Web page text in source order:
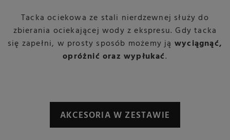
Tacka ociekowa ze stali nierdzewnej służy do
zbierania ociekającej wody z ekspresu. Gdy tacka
się zapełni, w prosty sposób możemy ją wyciągnąć,
opróżnić oraz wypłukać.
AKCESORIA W ZESTAWIE